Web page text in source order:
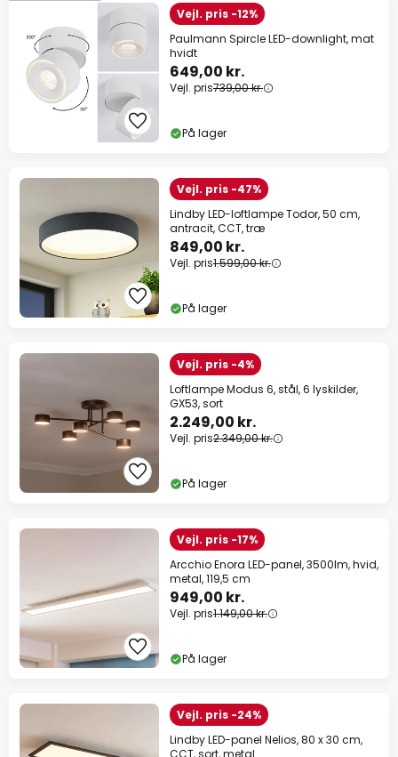
Vejl. pris -12%
Paulmann Spircle LED-downlight, mat
hvidt
649,00 kr.
Vejl. pris739,00 kr.
På lager
Vejl. pris -47%
Lindby LED-loftlampe Todor, 50 cm,
antracit, CCT, træ
849,00 kr.
Vejl. pris1.599,00 kr.
På lager
Vejl. pris -4%
Loftlampe Modus 6, stål, 6 lyskilder,
GX53, sort
2.249,00 kr.
Vejl. pris2.349,00 kr.
På lager
Vejl. pris -17%
Arcchio Enora LED-panel, 3500lm, hvid,
metal, 119,5 cm
949,00 kr.
Vejl. pris1.149,00 kr.
På lager
Vejl. pris -24%
Lindby LED-panel Nelios, 80 x 30 cm,
CCT, sort, metal